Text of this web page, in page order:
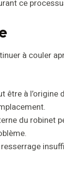
ce
à couler
à l’origine
du robinet